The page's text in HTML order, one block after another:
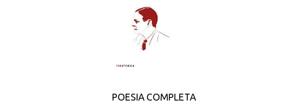
POESIA COMPLETA